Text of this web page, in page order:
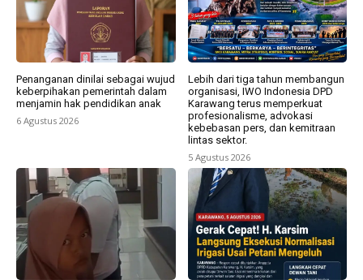
Penanganan dinilai sebagai wujud
keberpihakan pemerintah dalam
menjamin hak pendidikan anak
6 Agustus 2026
Lebih dari tiga tahun membangun
organisasi, IWO Indonesia DPD
Karawang terus memperkuat
profesionalisme, advokasi
kebebasan pers, dan kemitraan
lintas sektor.
5 Agustus 2026